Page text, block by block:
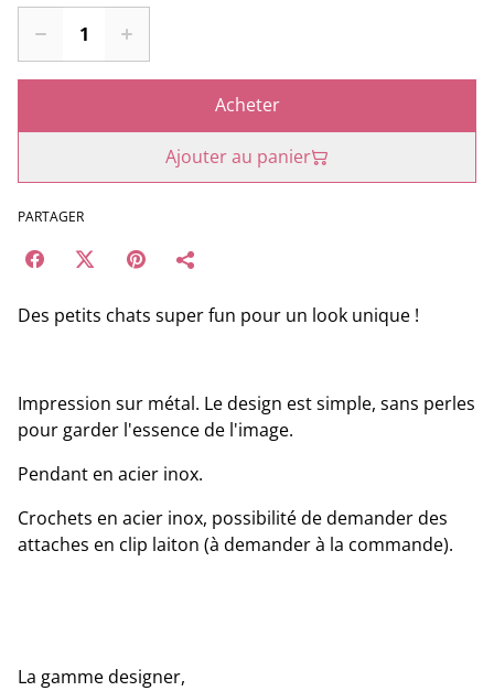
Acheter
Ajouter au panier
PARTAGER
Des petits chats super fun pour un look unique !
Impression sur métal. Le design est simple, sans perles
pour garder l'essence de l'image.
Pendant en acier inox.
Crochets en acier inox, possibilité de demander des
attaches en clip laiton (à demander à la commande).
La gamme designer,